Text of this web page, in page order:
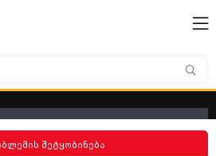
შეტყობინება